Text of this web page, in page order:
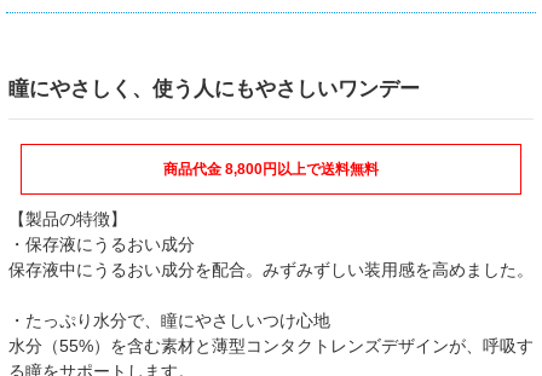
瞳にやさしく、使う人にもやさしいワンデー
商品代金 8,800円以上で送料無料
【製品の特徴】
・保存液にうるおい成分
保存液中にうるおい成分を配合。みずみずしい装用感を高めました。
・たっぷり水分で、瞳にやさしいつけ心地
水分（55%）を含む素材と薄型コンタクトレンズデザインが、呼吸す
る瞳をサポートします。